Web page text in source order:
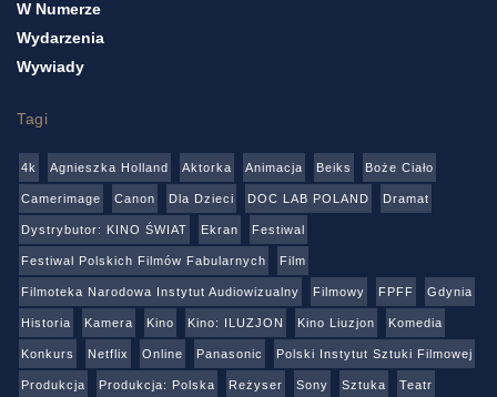
W Numerze
Wydarzenia
Wywiady
Tagi
4k Agnieszka Holland Aktorka Animacja Beiks Boże Ciało
Camerimage Canon Dla Dzieci DOC LAB POLAND Dramat
Dystrybutor: KINO ŚWIAT Ekran Festiwal
Festiwal Polskich Filmów Fabularnych Film
Filmoteka Narodowa Instytut Audiowizualny Filmowy FPFF Gdynia
Historia Kamera Kino Kino: ILUZJON Kino Liuzjon Komedia
Konkurs Netflix Online Panasonic Polski Instytut Sztuki Filmowej
Produkcja Produkcja: Polska Reżyser Sony Sztuka Teatr